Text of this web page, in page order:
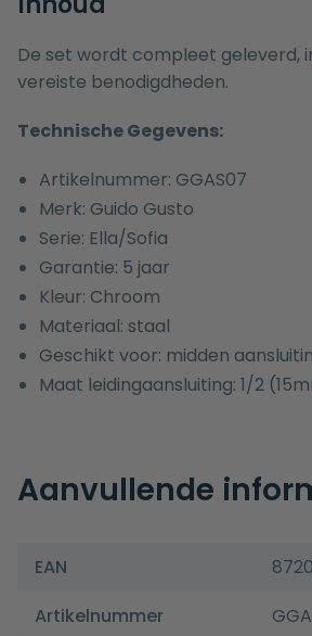
De set wordt compleet geleverd,
vereiste benodigdheden.
Technische Gegevens:
Artikelnummer: GGAS07
Merk: Guido Gusto
Serie: Ella/Sofia
Garantie: 5 jaar
Kleur: Chroom
Materiaal: staal
Geschikt voor: midden
Maat leidingaansluiting: 1/2
Aanvullende
EAN
Artikelnummer